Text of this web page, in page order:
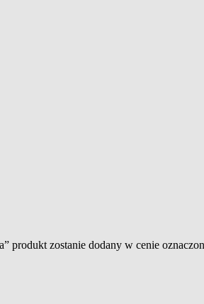
produkt zostanie dodany w cenie